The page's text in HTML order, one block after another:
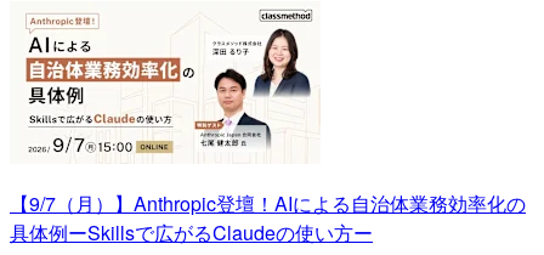
【9/7（月）】Anthropic登壇！AIによる自治体業務効率化の
具体例ーSkillsで広がるClaudeの使い方ー